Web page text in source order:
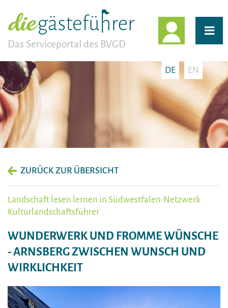
Das Serviceportal des BVGD
DE EN
ZURÜCK ZUR ÜBERSICHT
Landschaft lesen lernen in Südwestfalen-Netzwerk
Kulturlandschaftsführer
WUNDERWERK UND FROMME WÜNSCHE
- ARNSBERG ZWISCHEN WUNSCH UND
WIRKLICHKEIT